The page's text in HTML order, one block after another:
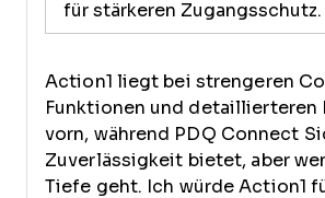
für stärkeren Zugangsschutz.
Action1 liegt bei strengeren
Funktionen und detaillierteren
vorn, während PDQ Connect
Zuverlässigkeit bietet, aber
Tiefe geht. Ich würde Action1